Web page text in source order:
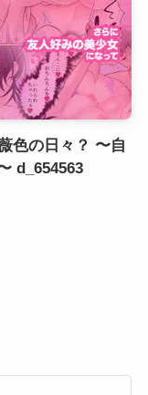
色の日々？ 〜自
d_654563